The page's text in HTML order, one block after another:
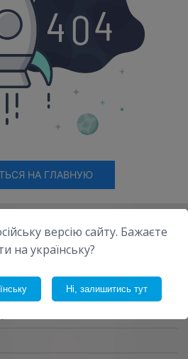
НА ГЛАВНУЮ
версію сайту. Бажаєте
на українську?
Ні, залишитись тут